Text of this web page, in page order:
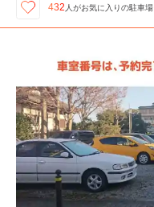
432 人がお気に入りの駐車場